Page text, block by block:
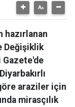
hazırlanan
Değişiklik
Gazete'de
araziler için
mirasçılık